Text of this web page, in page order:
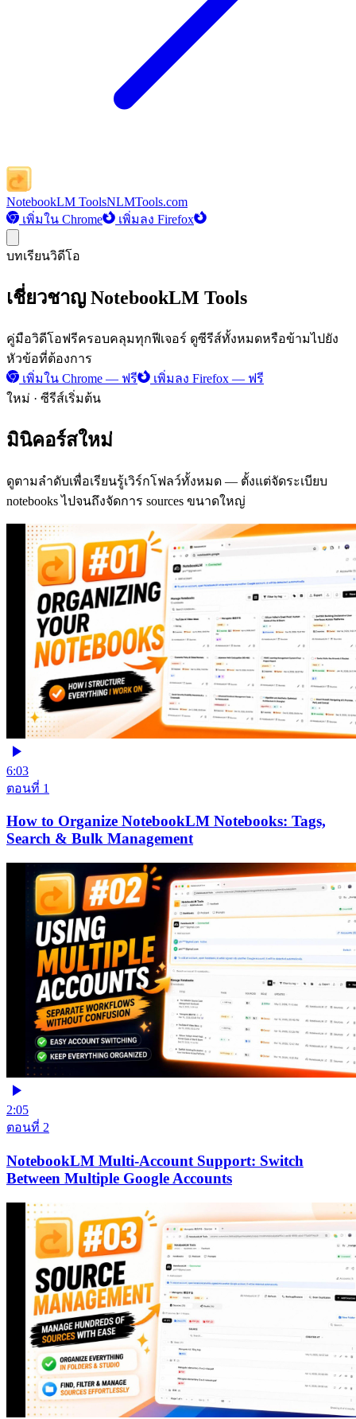
NotebookLM ToolsNLMTools.com
เพิ่มใน Chrome
เพิ่มลง Firefox
บทเรียนวิดีโอ
เชี่ยวชาญ NotebookLM Tools
คู่มือวิดีโอฟรีครอบคลุมทุกฟีเจอร์ ดูซีรีส์ทั้งหมดหรือข้ามไปยัง
หัวข้อที่ต้องการ
เพิ่มใน Chrome — ฟรี
เพิ่มลง Firefox — ฟรี
ใหม่ · ซีรีส์เริ่มต้น
มินิคอร์สใหม่
ดูตามลำดับเพื่อเรียนรู้เวิร์กโฟลว์ทั้งหมด — ตั้งแต่จัดระเบียบ
notebooks ไปจนถึงจัดการ sources ขนาดใหญ่
6:03
ตอนที่ 1
How to Organize NotebookLM Notebooks: Tags,
Search & Bulk Management
2:05
ตอนที่ 2
NotebookLM Multi-Account Support: Switch
Between Multiple Google Accounts